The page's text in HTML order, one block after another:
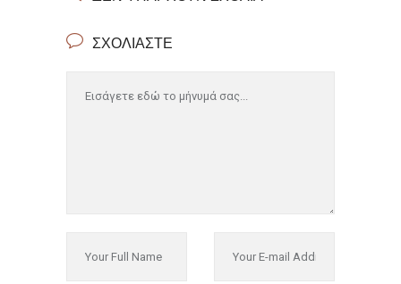
ΣΧΟΛΙΆΣΤΕ